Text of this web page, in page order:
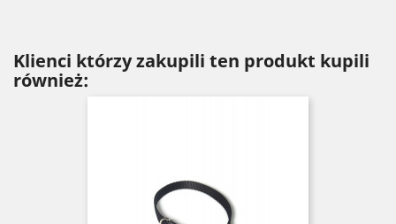
Klienci którzy zakupili ten produkt kupili
również: